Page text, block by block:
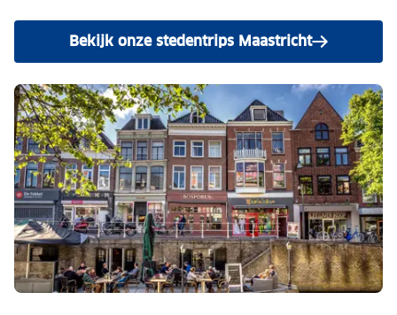
Bekijk onze stedentrips Maastricht